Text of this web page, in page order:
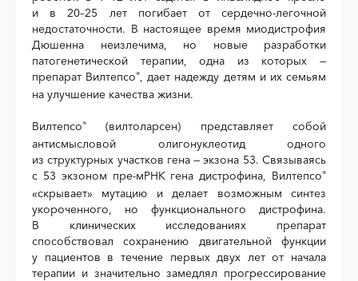
и в 20–25 лет погибает от сердечно-легочной
недостаточности. В настоящее время миодистрофия
Дюшенна неизлечима, но новые разработки
патогенетической терапии, одна из которых —
препарат Вилтепсо®, дает надежду детям и их семьям
на улучшение качества жизни.
Вилтепсо®
(вилтоларсен) представляет собой
антисмысловой олигонуклеотид одного
из структурных участков гена — экзона 53. Связываясь
с 53 экзоном пре-мРНК гена дистрофина, Вилтепсо®
«скрывает» мутацию и делает возможным синтез
укороченного, но функционального дистрофина.
В клинических исследованиях препарат
способствовал сохранению двигательной функции
у пациентов в течение первых двух лет от начала
терапии и значительно замедлял прогрессирование